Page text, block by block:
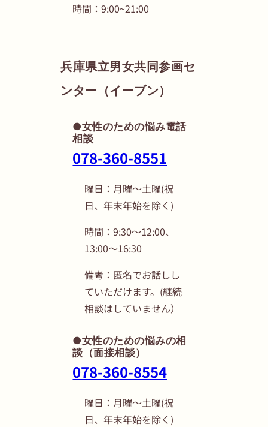
時間：9:00~21:00
兵庫県立男女共同参画セ
ンター（イーブン）
●女性のための悩み電話
相談
078-360-8551
曜日：月曜～土曜(祝
日、年末年始を除く)
時間：9:30～12:00、
13:00～16:30
備考：匿名でお話しし
ていただけます。(継続
相談はしていません）
●女性のための悩みの相
談（面接相談）
078-360-8554
曜日：月曜～土曜(祝
日、年末年始を除く)